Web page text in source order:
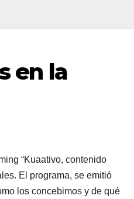
en la
“Kuaativo, contenido
El programa, se emitió
los concebimos y de qué